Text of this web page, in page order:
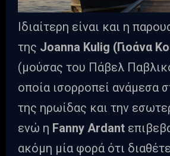
Ιδιαίτερη είναι και η
της Joanna Kulig (Γιοάνα
(μούσας του Πάβελ
οποία ισορροπεί ανάμεσα
της ηρωίδας και την
ενώ η Fanny Ardant
ακόμη μία φορά ότι